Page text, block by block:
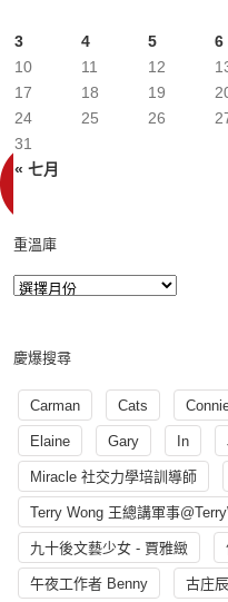
« 七月
3
4 5 6
10
11 12
17
18 19
24
25 26
31
重溫庫
慶爆搜尋
Carman Cats
Elaine Gary In
Miracle 社交力學培訓導師
Terry Wong 王總講軍事
九十後文藝少女 - 賈雅緻
午夜工作者 Benny 古庄辰